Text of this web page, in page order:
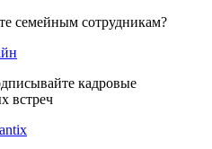
семейным сотрудникам?
кадровые
встреч